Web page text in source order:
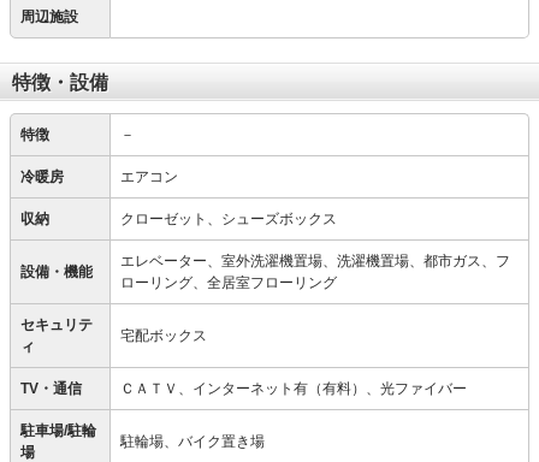
周辺施設
特徴・設備
特徴 －
冷暖房 エアコン
収納 クローゼット、シューズボックス
設備・機能
エレベーター、室外洗濯機置場、洗濯機置場、都市ガス、フ
ローリング、全居室フローリング
セキュリテ
ィ
宅配ボックス
TV・通信 ＣＡＴＶ、インターネット有（有料）、光ファイバー
駐車場/駐輪
場
駐輪場、バイク置き場